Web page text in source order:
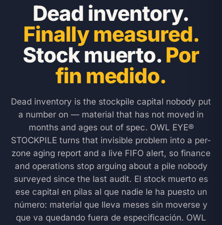
Dead inventory.
Finally measured.
Stock muerto.Por
fin medido.
Dead inventory is the stockpile capital nobody put
a number on — material that has not moved in
months and ages out of spec. OWL EYE®
STOCKPILE turns that invisible problem into a per-
zone aging report and a live FIFO alert, so finance
and operations stop arguing about a pile nobody
surveyed since the last audit. El stock muerto es
ese capital en pilas al que nadie le ha puesto un
número: material que lleva meses sin moverse y
que va quedando fuera de especificación. OWL